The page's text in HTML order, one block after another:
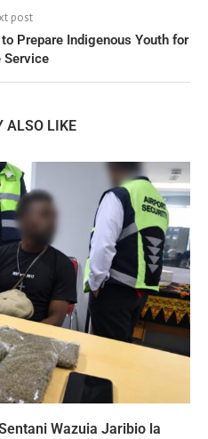
post
Prepare Indigenous Youth for
Service
ALSO LIKE
Wazuia Jaribio la